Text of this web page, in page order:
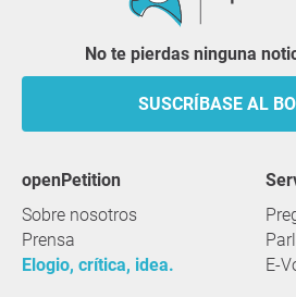
No te pierdas ninguna
SUSCRÍBASE AL
openPetition
Sobre nosotros
Prensa
Elogio, crítica, idea.
E-